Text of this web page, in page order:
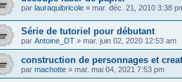
par lauraquibricole » mar. déc. 21, 2010 3:38
Série de tutoriel pour débutant
par Antoine_DT » mar. juin 02, 2020 12:53 am
construction de personnages et
par machotte » mar. mai 04, 2021 7:53 pm